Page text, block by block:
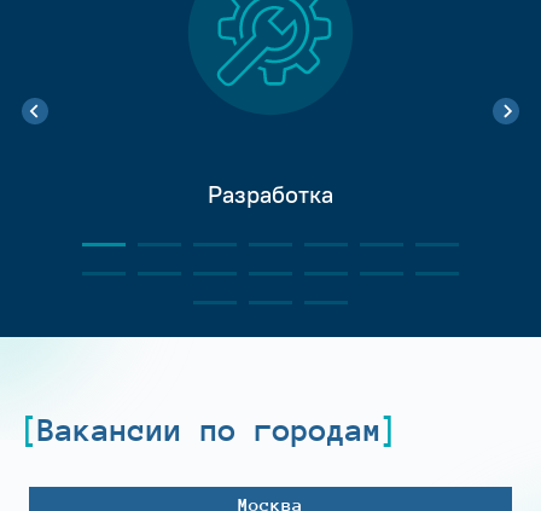
Разработка
Вакансии по городам
Москва